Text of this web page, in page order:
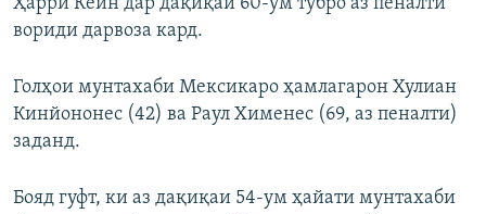
Ҳарри Кейн дар дақиқаи 60-ум тӯбро аз пеналти
вориди дарвоза кард.
Голҳои мунтахаби Мексикаро ҳамлагарон Хулиан
Кинйононес (42) ва Раул Хименес (69, аз пеналти)
заданд.
Бояд гуфт, ки аз дақиқаи 54-ум ҳайати мунтахаби